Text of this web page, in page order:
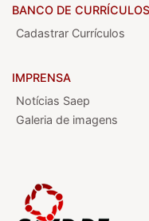
BANCO DE CURRÍCULOS
Cadastrar Currículos
IMPRENSA
Notícias Saep
Galeria de imagens